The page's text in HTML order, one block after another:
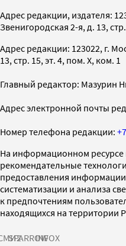
Адрес редакции, издателя:
Звенигородская 2-я, д. 13,
Адрес редакции: 123022, г.
13, стр. 15, эт. 4, пом. X, ком. 1
Главный редактор: Мазурин
Адрес электронной почты
Номер телефона редакции:
На информационном
рекомендательные
предоставления
систематизации и анализа
к предпочтениям
находящихся на территории
SPARROWINFOX